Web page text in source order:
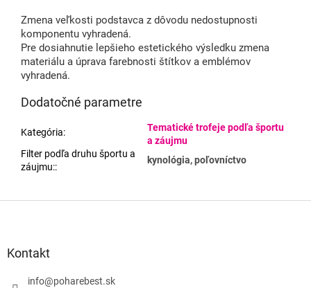
Zmena veľkosti podstavca z dôvodu nedostupnosti
komponentu vyhradená.
Pre dosiahnutie lepšieho estetického výsledku zmena
materiálu a úprava farebnosti štítkov a emblémov
vyhradená.
Dodatočné parametre
Kategória:
Tematické trofeje podľa športu
a záujmu
Filter podľa druhu športu a
záujmu::
kynológia, poľovníctvo
Kontakt
info@poharebest.sk